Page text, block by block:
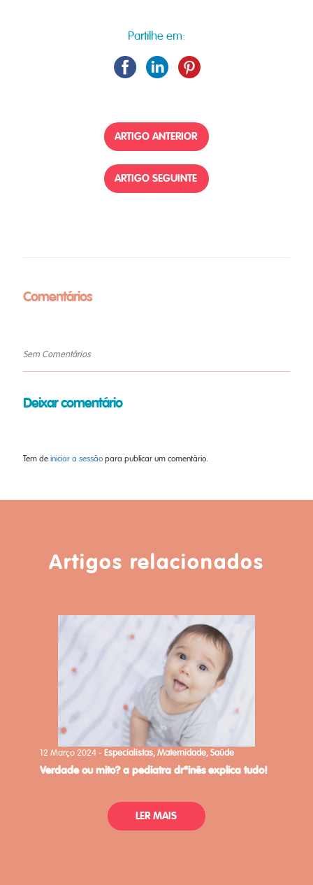
Partilhe em:
ARTIGO ANTERIOR
ARTIGO SEGUINTE
Comentários
Sem Comentários
Deixar comentário
Tem de iniciar a sessão para publicar um comentário.
Artigos relacionados
12 Março 2024 -Especialistas, Maternidade, Saúde
verdade ou mito? a pediatra drªinês explica tudo!
LER MAIS